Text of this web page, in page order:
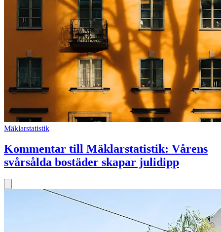
Mäklarstatistik
Kommentar till Mäklarstatistik: Vårens
svårsålda bostäder skapar julidipp